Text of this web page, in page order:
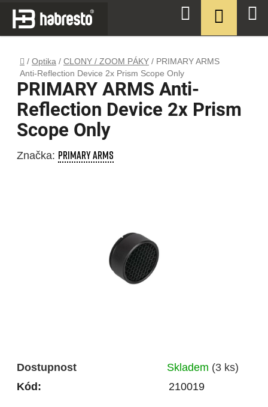
Přejít
obsah
Domů
/ Optika / CLONY / ZOOM PÁKY / PRIMARY ARMS
Anti-Reflection Device 2x Prism Scope Only
Dostupnost Skladem (3 ks)
Kód:
210019
PRIMARY ARMS Anti-
Reflection Device 2x Prism
Scope Only
Značka: PRIMARY ARMS